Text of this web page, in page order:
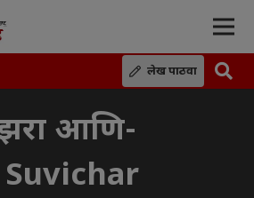
लेख पाठवा
झरा आणि-